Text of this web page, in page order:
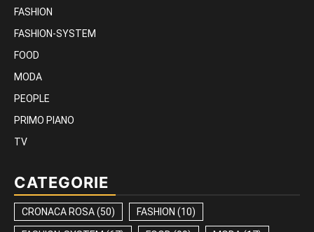
FASHION
FASHION-SYSTEM
FOOD
MODA
PEOPLE
PRIMO PIANO
TV
CATEGORIE
CRONACA ROSA(50) FASHION (10)